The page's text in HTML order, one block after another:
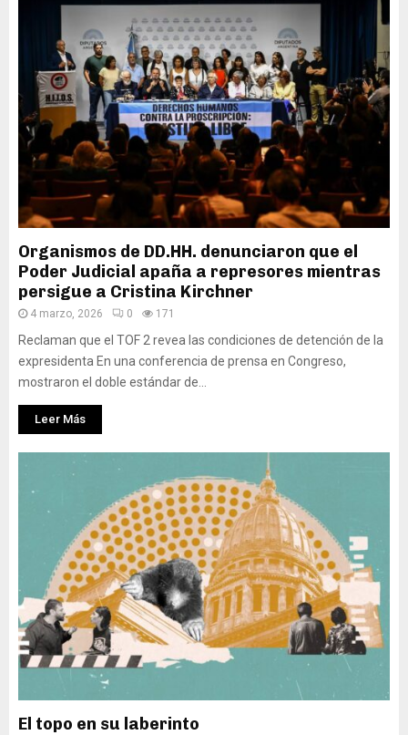
Organismos de DD.HH. denunciaron que el
Poder Judicial apaña a represores mientras
persigue a Cristina Kirchner
4 marzo, 2026 0 171
Reclaman que el TOF 2 revea las condiciones de detención de la
expresidenta En una conferencia de prensa en Congreso,
mostraron el doble estándar de...
Leer Más
El topo en su laberinto